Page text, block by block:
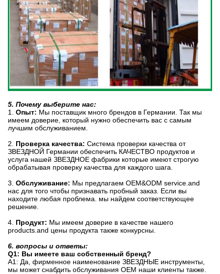
5. Почему выберите нас:
1. Опыт: Мы поставщик много брендов в Германии. Так мы
имеем доверие, который нужно обеспечить вас с самым
лучшим обслуживанием.
2. Проверка качества: Система проверки качества от
ЗВЕЗДНОЙ Германии обеспечить КАЧЕСТВО продуктов и
услуга нашей ЗВЕЗДНОЕ фабрики которые имеют строгую
обрабатывая проверку качества для каждого шага.
3. Обслуживание: Мы предлагаем OEM&ODM service.and
нас для того чтобы признавать пробный заказ. Если вы
находите любая проблема. мы найдем соответствующее
решение.
4. Продукт: Мы имеем доверие в качестве нашего
products.and цены продукта также конкурсны.
6. вопросы и ответы:
Q1: Вы имеете ваш собственный бренд?
A1: Да, фирменное наименование ЗВЕЗДНЫЕ инструменты,
мы может снабдить обслуживания OEM наши клиенты также.